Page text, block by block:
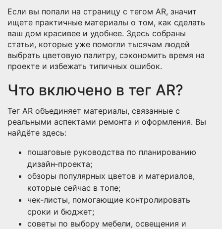
Если вы попали на страницу с тегом AR, значит
ищете практичные материалы о том, как сделать
ваш дом красивее и удобнее. Здесь собраны
статьи, которые уже помогли тысячам людей
выбрать цветовую палитру, сэкономить время на
проекте и избежать типичных ошибок.
Что включено в тег AR?
Тег AR объединяет материалы, связанные с
реальными аспектами ремонта и оформления. Вы
найдёте здесь:
пошаговые руководства по планированию
дизайн‑проекта;
обзоры популярных цветов и материалов,
которые сейчас в топе;
чек‑листы, помогающие контролировать
сроки и бюджет;
советы по выбору мебели, освещения и